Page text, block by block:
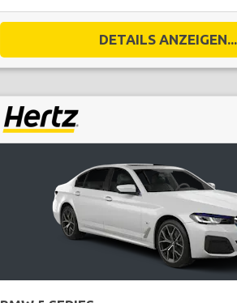
DETAILS ANZEIGEN...